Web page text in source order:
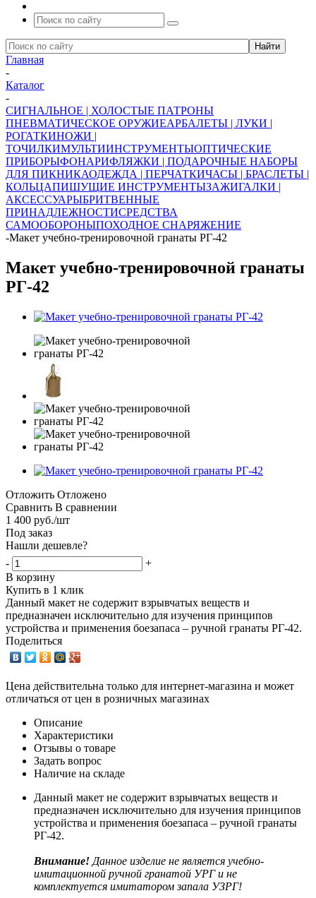
Главная
-
Каталог
-
СИГНАЛЬНОЕ | ХОЛОСТЫЕ ПАТРОНЫ
ПНЕВМАТИЧЕСКОЕ ОРУЖИЕАРБАЛЕТЫ | ЛУКИ |
РОГАТКИНОЖИ |
ТОЧИЛКИМУЛЬТИИНСТРУМЕНТЫОПТИЧЕСКИЕ
ПРИБОРЫФОНАРИФЛЯЖКИ | ПОДАРОЧНЫЕ НАБОРЫ
ДЛЯ ПИКНИКАОДЕЖДА | ПЕРЧАТКИЧАСЫ | БРАСЛЕТЫ |
КОЛЬЦАПИШУЩИЕ ИНСТРУМЕНТЫЗАЖИГАЛКИ |
АКСЕССУАРЫБРИТВЕННЫЕ
ПРИНАДЛЕЖНОСТИСРЕДСТВА
САМООБОРОНЫПОХОДНОЕ СНАРЯЖЕНИЕ
-Макет учебно-тренировочной гранаты РГ-42
Макет учебно-тренировочной гранаты
РГ-42
Отложить Отложено
Сравнить В сравнении
1 400 руб./шт
Под заказ
Нашли дешевле?
-
+
В корзину
Купить в 1 клик
Данный макет не содержит взрывчатых веществ и
предназначен исключительно для изучения принципов
устройства и применения боезапаса – ручной гранаты РГ-42.
Поделиться
Цена действительна только для интернет-магазина и может
отличаться от цен в розничных магазинах
Описание
Характеристики
Отзывы о товаре
Задать вопрос
Наличие на складе
Данный макет не содержит взрывчатых веществ и
предназначен исключительно для изучения принципов
устройства и применения боезапаса – ручной гранаты
РГ-42.
Внимание! Данное изделие не является учебно-
имитационной ручной гранатой УРГ и не
комплектуется имитатором запала УЗРГ!